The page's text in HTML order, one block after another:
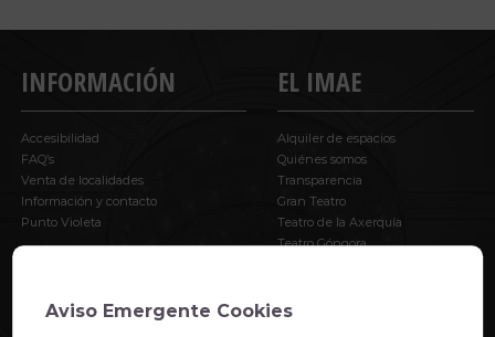
INFORMACIÓN
Accesibilidad
FAQ’s
Venta de localidades
Información y contacto
Punto Violeta
AVISO LEGAL
EL IMAE
Alquiler de espacios
Quiénes somos
Transparencia
Gran Teatro
Teatro de la Axerquía
Teatro Góngora
Aviso Emergente Cookies